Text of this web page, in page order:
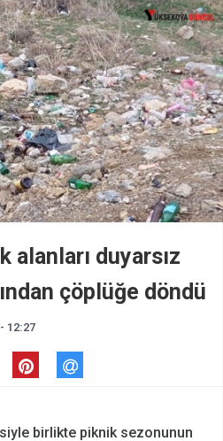
alanları duyarsız
çöplüğe döndü
12:27
birlikte piknik sezonunun